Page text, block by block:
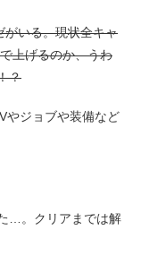
がいる。現状全キャ
上げるのか、うわ
？
やジョブや装備など
…。クリアまでは解